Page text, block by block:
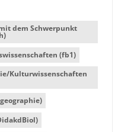
dem Schwerpunkt
(fb1)
Kulturwissenschaften